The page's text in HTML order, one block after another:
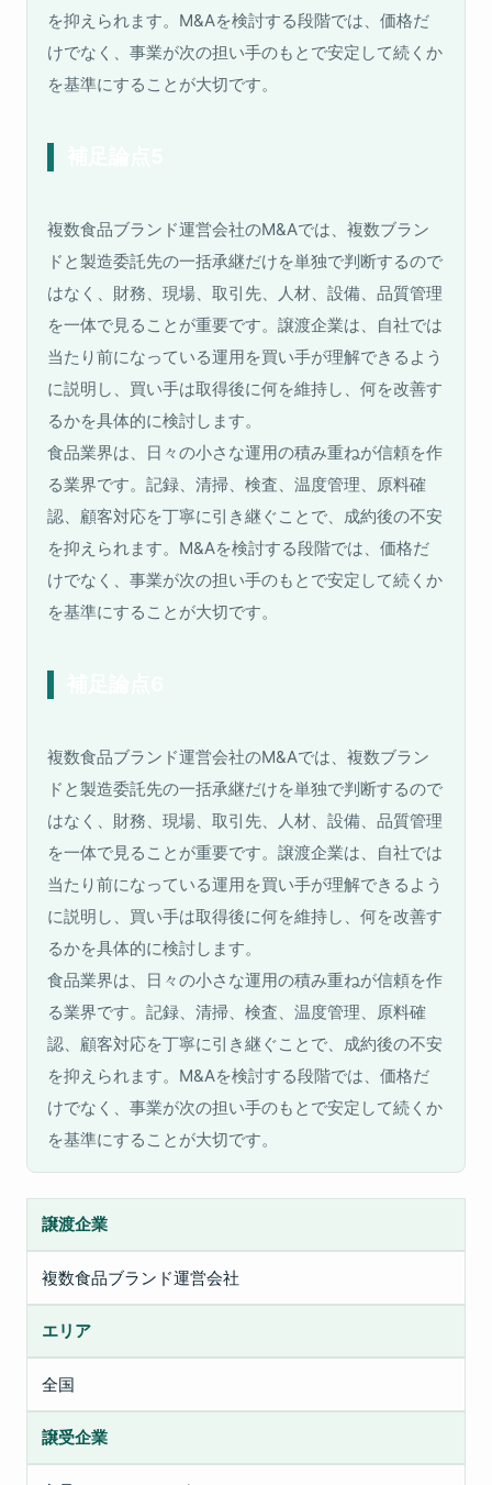
を抑えられます。M&Aを検討する段階では、価格だ
けでなく、事業が次の担い手のもとで安定して続くか
を基準にすることが大切です。
複数食品ブランド運営会社のM&Aでは、複数ブラン
ドと製造委託先の一括承継だけを単独で判断するので
はなく、財務、現場、取引先、人材、設備、品質管理
を一体で見ることが重要です。譲渡企業は、自社では
当たり前になっている運用を買い手が理解できるよう
に説明し、買い手は取得後に何を維持し、何を改善す
るかを具体的に検討します。
食品業界は、日々の小さな運用の積み重ねが信頼を作
る業界です。記録、清掃、検査、温度管理、原料確
認、顧客対応を丁寧に引き継ぐことで、成約後の不安
を抑えられます。M&Aを検討する段階では、価格だ
けでなく、事業が次の担い手のもとで安定して続くか
を基準にすることが大切です。
複数食品ブランド運営会社のM&Aでは、複数ブラン
ドと製造委託先の一括承継だけを単独で判断するので
はなく、財務、現場、取引先、人材、設備、品質管理
を一体で見ることが重要です。譲渡企業は、自社では
当たり前になっている運用を買い手が理解できるよう
に説明し、買い手は取得後に何を維持し、何を改善す
るかを具体的に検討します。
食品業界は、日々の小さな運用の積み重ねが信頼を作
る業界です。記録、清掃、検査、温度管理、原料確
認、顧客対応を丁寧に引き継ぐことで、成約後の不安
を抑えられます。M&Aを検討する段階では、価格だ
けでなく、事業が次の担い手のもとで安定して続くか
を基準にすることが大切です。
譲渡企業
複数食品ブランド運営会社
エリア
全国
譲受企業